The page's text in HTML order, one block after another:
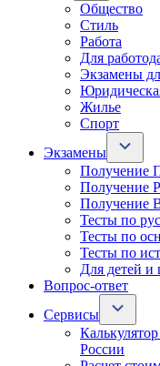
Общество
Стиль
Работа
Для
Экзамены
Жилье
Спорт
Экзамены
Получение
Получение
Получение
Тесты по
Тесты по
Тесты по
Для детей и
Вопрос-ответ
Сервисы
России